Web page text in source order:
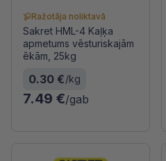
Ražotāja noliktavā
Sakret HML-4 Kaļķa
apmetums vēsturiskajām
ēkām, 25kg
0.30 €/kg
7.49 €/gab